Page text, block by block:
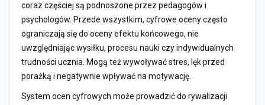
coraz częściej są podnoszone przez pedagogów i
psychologów. Przede wszystkim, cyfrowe oceny często
ograniczają się do oceny efektu końcowego, nie
uwzględniając wysiłku, procesu nauki czy indywidualnych
trudności ucznia. Mogą też wywoływać stres, lęk przed
porażką i negatywnie wpływać na motywację.
System ocen cyfrowych może prowadzić do rywalizacji